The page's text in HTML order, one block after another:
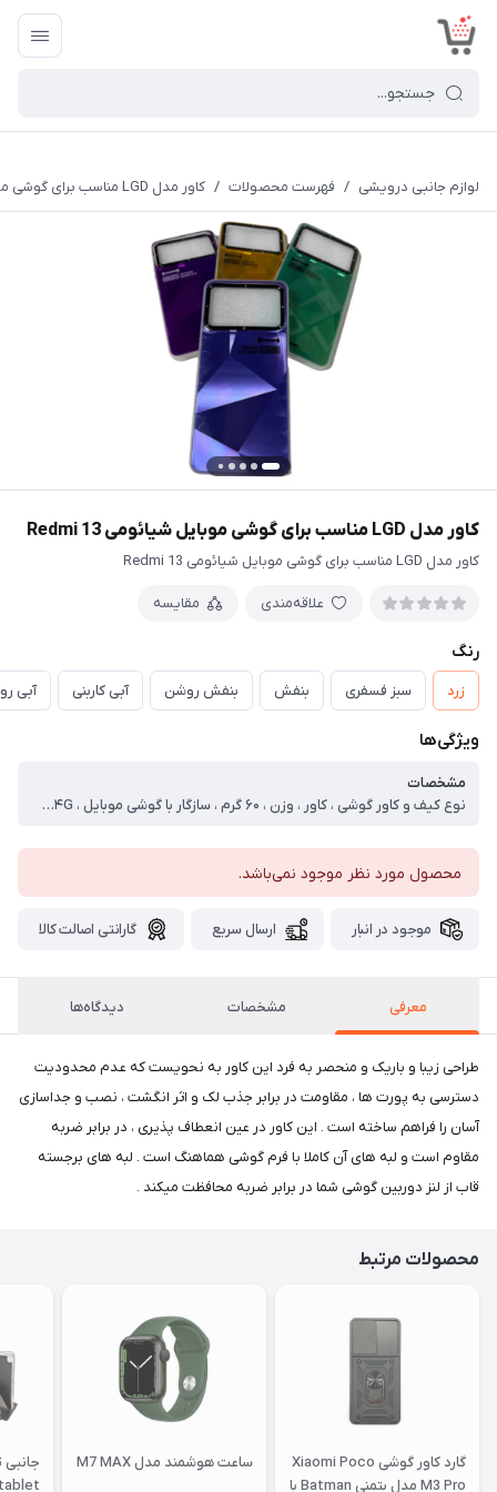
لوازم جانبی درویشی / فهرست محصولات / کاور مدل LGD مناسب برای گوشی موبایل شیائومی Redmi 13
کاور مدل LGD مناسب برای گوشی موبایل شیائومی Redmi 13
کاور مدل LGD مناسب برای گوشی موبایل شیائومی Redmi 13
علاقه‌مندی مقایسه
رنگ
زرد سبز فسفری بنفش بنفش روشن آبی کاربنی آبی
ویژگی‌ها
مشخصات
نوع کیف و کاور گوشی ، کاور ، وزن ، ۶۰ گرم ، سازگار با گوشی موبایل ، Xiaomi Redmi ۱۳ ۴G ، ساختار ، مات ، سطح پوشش ، قاب پشتی ، لبه بالایی ، لبه پایینی ، لبه چپ ، لبه راست ، حفاظت از دکمه‌ها
محصول مورد نظر موجود نمی‌باشد.
موجود در انبار ارسال سریع گارانتی اصالت کالا
معرفی مشخصات دیدگاه‌ها
طراحی زیبا و باریک و منحصر به فرد این کاور به نحویست که عدم محدودیت
دسترسی به پورت ها ، مقاومت در برابر جذب لک و اثر انگشت ، نصب و جداسازی
آسان را فراهم ساخته است . این کاور در عین انعطاف پذیری ، در برابر ضربه
مقاوم است و لبه های آن کاملا با فرم گوشی هماهنگ است . لبه های برجسته
قاب از لنز دوربین گوشی شما در برابر ضربه محافظت میکند .
محصولات مرتبط
گارد کاور گوشی Xiaomi Poco
M3 Pro مدل بتمنی Batman با
ساعت هوشمند مدل M7 MAX